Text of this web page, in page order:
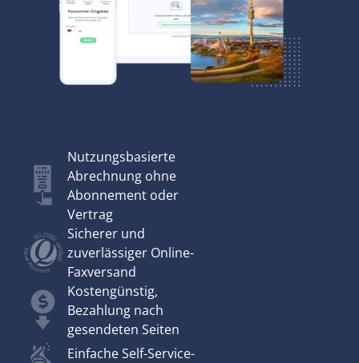
Nutzungsbasierte
Abrechnung ohne
Abonnement oder
Vertrag
Sicherer und
zuverlässiger Online-
Faxversand
Kostengünstig,
Bezahlung nach
gesendeten Seiten
Einfache Self-Service-